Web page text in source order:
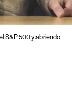
S&P 500 y abriendo